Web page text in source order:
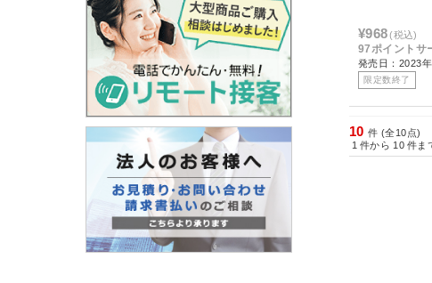
¥968 (税込)
97ポイントサ
発売日：2023
限定数終了
10 件 (全10点)
1 件から 10 件ま